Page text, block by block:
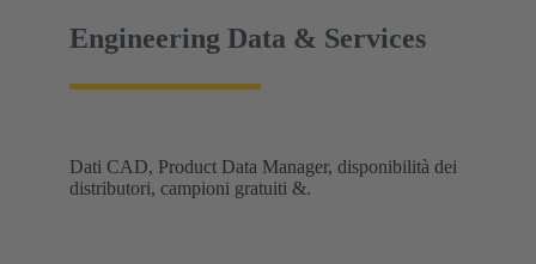
flessibilità d'uso e aprono nuove possibilità.
Engineering Data & Services
Dati CAD, Product Data Manager, disponibilità dei
distributori, campioni gratuiti &.